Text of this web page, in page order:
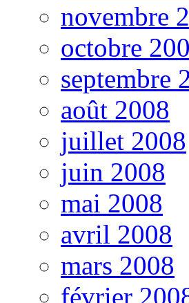
novembre
octobre
septembre
août 2008
juillet 2008
juin 2008
mai 2008
avril 2008
mars 2008
février